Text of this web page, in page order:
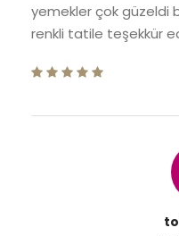
yemekler çok güzeldi
renkli tatile teşekkür